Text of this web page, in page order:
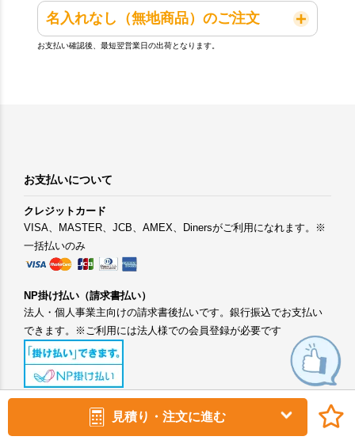
見積り・注文に進む
名入れなし（無地商品）のご注文
お支払い確認後、最短翌営業日の出荷となります。
お支払いについて
クレジットカード
VISA、MASTER、JCB、AMEX、Dinersがご利用になれます。※
一括払いのみ
NP掛け払い（請求書払い）
法人・個人事業主向けの請求書後払いです。銀行振込でお支払い
できます。※ご利用には法人様での会員登録が必要です
手数料：400円(税抜) ローソン、ファミリーマート、ミニストッ